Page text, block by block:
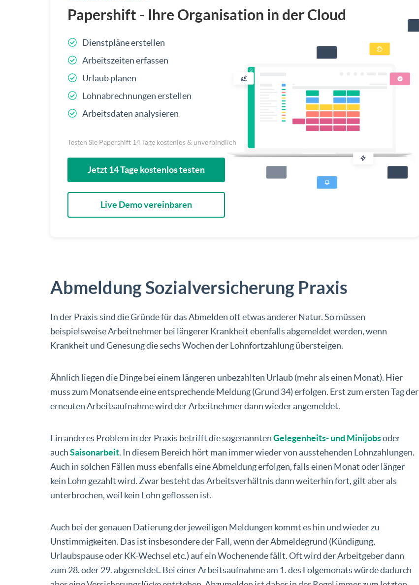
Papershift - Ihre Organisation in der Cloud
Dienstpläne erstellen
Arbeitszeiten erfassen
Urlaub planen
Lohnabrechnungen erstellen
Arbeitsdaten analysieren
Testen Sie Papershift 14 Tage kostenlos & unverbindlich
Jetzt 14 Tage kostenlos testen
Live Demo vereinbaren
Abmeldung Sozialversicherung Praxis
In der Praxis sind die Gründe für das Abmelden oft etwas anderer Natur. So müssen
beispielsweise Arbeitnehmer bei längerer Krankheit ebenfalls abgemeldet werden, wenn
Krankheit und Genesung die sechs Wochen der Lohnfortzahlung übersteigen.
Ähnlich liegen die Dinge bei einem längeren unbezahlten Urlaub (mehr als einen Monat). Hier
muss zum Monatsende eine entsprechende Meldung (Grund 34) erfolgen. Erst zum ersten Tag der
erneuten Arbeitsaufnahme wird der Arbeitnehmer dann wieder angemeldet.
Ein anderes Problem in der Praxis betrifft die sogenanntenGelegenheits- und Minijobsoder
auchSaisonarbeit. In diesem Bereich hört man immer wieder von ausstehenden Lohnzahlungen.
Auch in solchen Fällen muss ebenfalls eine Abmeldung erfolgen, falls einen Monat oder länger
kein Lohn gezahlt wird. Zwar besteht das Arbeitsverhältnis dann weiterhin fort, gilt aber als
unterbrochen, weil kein Lohn geflossen ist.
Auch bei der genauen Datierung der jeweiligen Meldungen kommt es hin und wieder zu
Unstimmigkeiten. Das ist insbesondere der Fall, wenn der Abmeldegrund (Kündigung,
Urlaubspause oder KK-Wechsel etc.) auf ein Wochenende fällt. Oft wird der Arbeitgeber dann
zum 28. oder 29. abgemeldet. Bei einer Arbeitsaufnahme am 1. des Folgemonats würde dadurch